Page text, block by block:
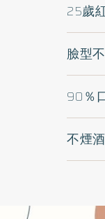
25歲
臉型
90％
不煙